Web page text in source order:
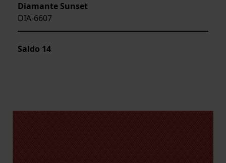
Diamante Sunset
DIA-6607
Saldo 14